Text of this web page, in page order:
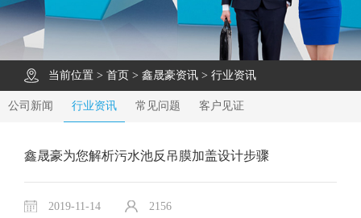
当前位置 > 首页 > 鑫晟豪资讯 > 行业资讯
公司新闻 行业资讯 常见问题 客户见证
鑫晟豪为您解析污水池反吊膜加盖设计步骤
2019-11-14 2156